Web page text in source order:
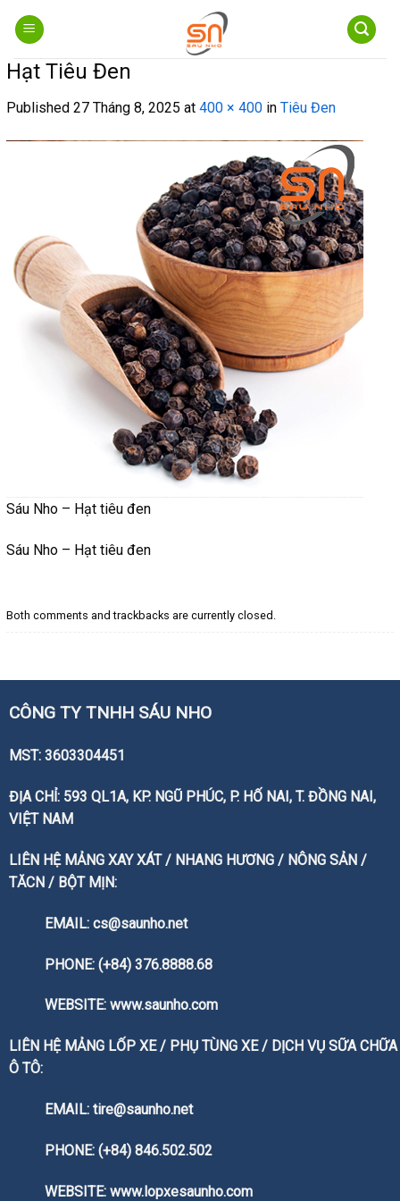
content
Hạt Tiêu Đen
Published 27 Tháng 8, 2025 at 400 × 400 in Tiêu Đen
Sáu Nho – Hạt tiêu đen
Sáu Nho – Hạt tiêu đen
Both comments and trackbacks are currently closed.
CÔNG TY TNHH SÁU NHO
MST: 3603304451
ĐỊA CHỈ: 593 QL1A, KP. NGŨ PHÚC, P. HỐ NAI, T. ĐỒNG NAI,
VIỆT NAM
LIÊN HỆ MẢNG XAY XÁT / NHANG HƯƠNG / NÔNG SẢN /
TĂCN / BỘT MỊN:
EMAIL: cs@saunho.net
PHONE: (+84) 376.8888.68
WEBSITE: www.saunho.com
LIÊN HỆ MẢNG LỐP XE / PHỤ TÙNG XE / DỊCH VỤ SỮA CHỮA
Ô TÔ:
EMAIL: tire@saunho.net
PHONE: (+84) 846.502.502
WEBSITE: www.lopxesaunho.com